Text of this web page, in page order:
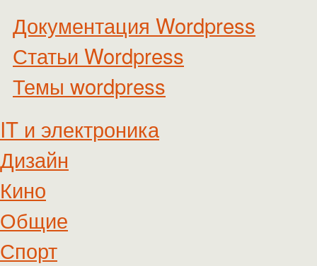
Документация Wordpress
Статьи Wordpress
Темы wordpress
IT и электроника
Дизайн
Кино
Общие
Спорт